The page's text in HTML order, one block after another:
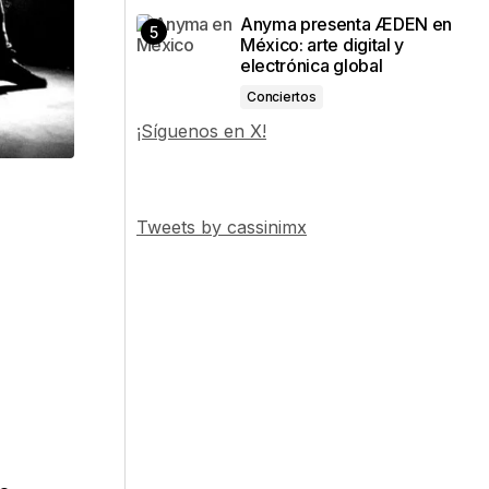
Anyma presenta ÆDEN en
México: arte digital y
electrónica global
Conciertos
¡Síguenos en X!
Tweets by cassinimx